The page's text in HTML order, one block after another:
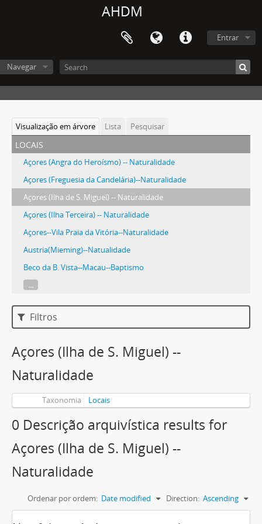
AHDM
Entrar
Navegar
Visualização em árvore Lista Pesquisar
locais
Açores (Angra do Heroísmo) -- Naturalidade
Açores (Freguesia da Candelária)--Naturalidade
Açores (Ilha de S. Miguel) -- Naturalidade
Açores (Ilha Terceira) -- Naturalidade
Açores--Vila Praia da Vitória--Naturalidade
Austria(Mieming)--Natualidade
Beco da B. Vista--Macau--Baptismo
...
Filtros
Açores (Ilha de S. Miguel) --
Naturalidade
Taxonomia Locais
0 Descrição arquivística results for
Açores (Ilha de S. Miguel) --
Naturalidade
Ordenar por ordem: Date modified Direction: Ascending